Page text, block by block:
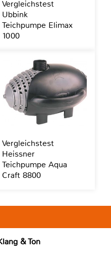
& Ton
Vergleichstest
Ubbink
Teichpumpe Elimax
1000
Vergleichstest
Heissner
Teichpumpe Aqua
Craft 8800